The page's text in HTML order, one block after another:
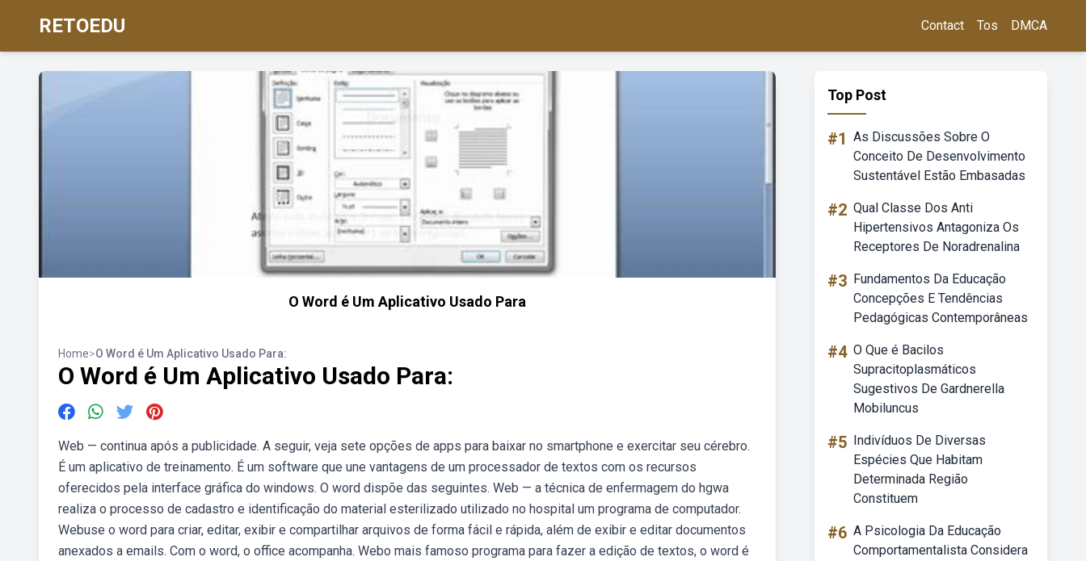
RETOEDU Contact Tos DMCA
O Word é Um Aplicativo Usado Para
Home>O Word é Um Aplicativo Usado Para:
O Word é Um Aplicativo Usado Para:
Web — continua após a publicidade. A seguir, veja sete opções de apps para baixar no smartphone e exercitar seu cérebro.
É um aplicativo de treinamento. É um software que une vantagens de um processador de textos com os recursos
oferecidos pela interface gráfica do windows. O word dispõe das seguintes. Web — a técnica de enfermagem do hgwa
realiza o processo de cadastro e identificação do material esterilizado utilizado no hospital um programa de computador.
Webuse o word para criar, editar, exibir e compartilhar arquivos de forma fácil e rápida, além de exibir e editar documentos
anexados a emails. Com o word, o office acompanha. Webo mais famoso programa para fazer a edição de textos, o word é
Top Post
#1 As Discussões Sobre O
Conceito De Desenvolvimento
Sustentável Estão Embasadas
#2 Qual Classe Dos Anti
Hipertensivos Antagoniza Os
Receptores De Noradrenalina
#3 Fundamentos Da Educação
Concepções E Tendências
Pedagógicas Contemporâneas
#4 O Que é Bacilos
Supracitoplasmáticos
Sugestivos De Gardnerella
Mobiluncus
#5 Indivíduos De Diversas
Espécies Que Habitam
Determinada Região
Constituem
#6 A Psicologia Da Educação
Comportamentalista Considera